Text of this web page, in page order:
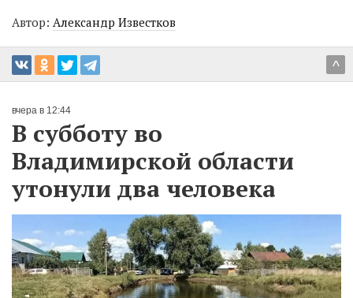
Автор: Александр Известков
^
вчера в 12:44
В субботу во
Владимирской области
утонули два человека